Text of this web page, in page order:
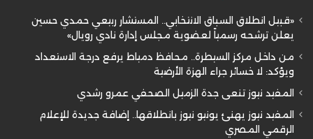
«قبيل انطلاق السباق الانتخابي.. المستشار ربيعي حمدي حسين
يعلن ترشحه رسمياً لعضوية مجلس إدارة نادي رويال»
من داخل مركز السيطرة.. محافظ دمياط يرفع درجة الاستعداد
ويؤكد: لا خسائر جراء الهزة الأرضية
المفيد نيوز تنعى جدة الزميل الصحفي عمرو رشدي
المفيد نيوز يهنئ يونيو نيوز بانطلاقها.. إضافة جديدة للإعلام
الرقمي المصري